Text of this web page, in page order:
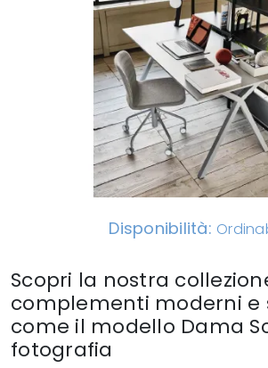
Disponibilità:
Scopri la nostra
complementi moderni e
come il modello Dama
fotografia